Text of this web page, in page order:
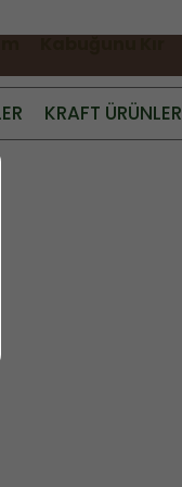
Kabuğunu Kır
KRAFT ÜRÜNLER